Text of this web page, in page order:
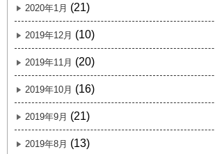
2020年1月 (21)
2019年12月 (10)
2019年11月 (20)
2019年10月 (16)
2019年9月 (21)
2019年8月 (13)